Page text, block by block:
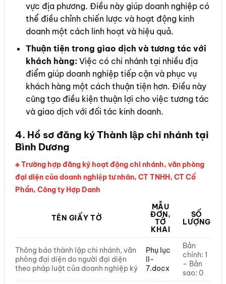
vực địa phương. Điều này giúp doanh nghiệp có
thể điều chỉnh chiến lược và hoạt động kinh
doanh một cách linh hoạt và hiệu quả.
Thuận tiện trong giao dịch và tương tác với
khách hàng: Việc có chi nhánh tại nhiều địa
điểm giúp doanh nghiệp tiếp cận và phục vụ
khách hàng một cách thuận tiện hơn. Điều này
cũng tạo điều kiện thuận lợi cho việc tương tác
và giao dịch với đối tác kinh doanh.
4. Hồ sơ đăng ký Thành lập chi nhánh tại
Bình Dương
♣ Trường hợp đăng ký hoạt động chi nhánh, văn phòng
đại diện của doanh nghiệp tư nhân, CT TNHH, CT Cổ
Phần, Công ty Hợp Danh
TÊN GIẤY TỜ
MẪU
ĐƠN,
TỜ
KHAI
SỐ
LƯỢNG
Thông báo thành lập chi nhánh, văn
phòng đại diện do người đại diện
theo pháp luật của doanh nghiệp ký
Phụ lục
II-
7.docx
Bản
chính: 1
– Bản
sao: 0